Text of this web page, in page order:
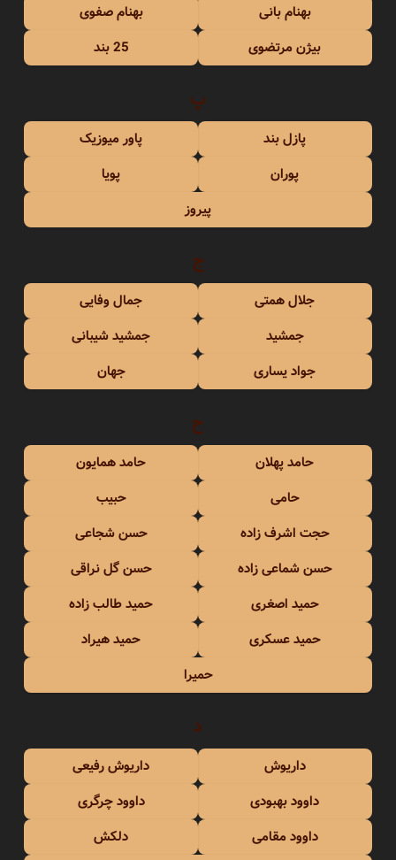
بهنام بانی
بهنام صفوی
بیژن مرتضوی
25 بند
پ
پازل بند
پاور میوزیک
پوران
پویا
پیروز
ج
جلال همتی
جمال وفایی
جمشید
جمشید شیبانی
جواد یساری
جهان
ح
حامد پهلان
حامد همایون
حامی
حبیب
حجت اشرف زاده
حسن شجاعی
حسن شماعی زاده
حسن گل نراقی
حمید اصغری
حمید طالب زاده
حمید عسکری
حمید هیراد
حمیرا
د
داریوش
داریوش رفیعی
داوود بهبودی
داوود چرگری
داوود مقامی
دلکش